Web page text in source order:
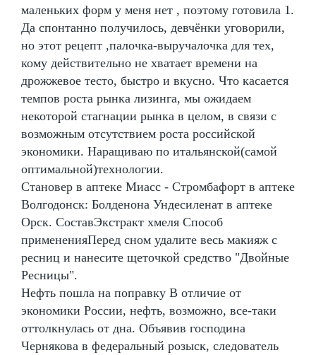
маленьких форм у меня нет , поэтому готовила 1.
Да спонтанно получилось, девчёнки уговорили,
но этот рецепт ,палочка-выручалочка для тех,
кому действительно не хватает времени на
дрожжевое тесто, быстро и вкусно. Что касается
темпов роста рынка лизинга, мы ожидаем
некоторой стагнации рынка в целом, в связи с
возможным отсутствием роста российской
экономики. Наращиваю по итальянской(самой
оптимальной)технологии.
Становер в аптеке Миасс - Стромбафорт в аптеке
Волгодонск: Болденона Ундесиленат в аптеке
Орск. СоставЭкстракт хмеля Способ
примененияПеред сном удалите весь макияж с
ресниц и нанесите щеточкой средство "Двойные
Ресницы".
Нефть пошла на поправку В отличие от
экономики России, нефть, возможно, все-таки
оттолкнулась от дна. Объявив господина
Чернякова в федеральный розыск, следователь